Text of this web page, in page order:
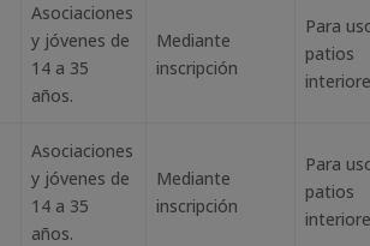
Asociaciones
y jóvenes de
14 a 35
años.
Mediante
inscripción
Para
patios
Asociaciones
y jóvenes de
14 a 35
años.
Mediante
inscripción
Para
patios